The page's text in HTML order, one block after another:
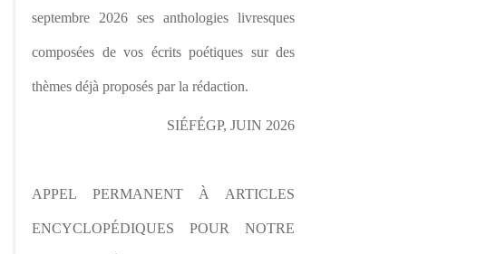
septembre 2026 ses anthologies livresques
composées de vos écrits poétiques sur des
thèmes déjà proposés par la rédaction.
SIÉFÉGP, JUIN 2026
APPEL PERMANENT À ARTICLES
ENCYCLOPÉDIQUES POUR NOTRE